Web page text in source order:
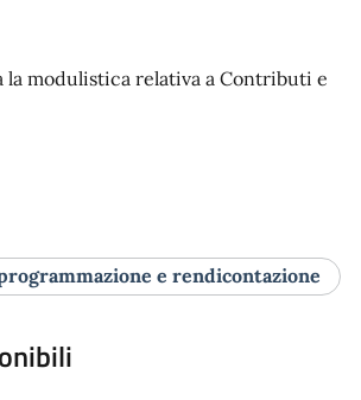
la modulistica relativa a Contributi e
e rendicontazione